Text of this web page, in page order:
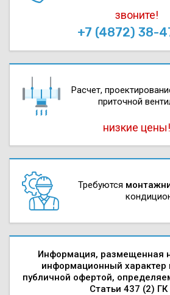
звоните!
+7 (4872) 38-
Расчет,
приточной
низкие цены!
Требуются
Информация, размещенная
информационный характер
публичной офертой,
Статьи 437 (2)